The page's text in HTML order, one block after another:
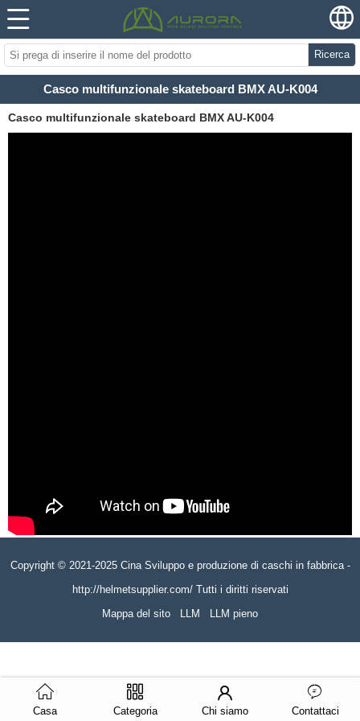
Ricerca
Casco multifunzionale skateboard BMX AU-K004
Casco multifunzionale skateboard BMX AU-K004
Copyright © 2021-2025 Cina Sviluppo e produzione di caschi in fabbrica -
http://helmetsupplier.com/ Tutti i diritti riservati
Mappa del sito
LLM LLM pieno
Casa Categoria Chi siamo Contattaci